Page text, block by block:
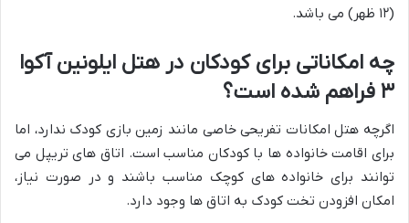
(۱۲ ظهر) می باشد.
چه امکاناتی برای کودکان در هتل ایلونین آکوا
۳ فراهم شده است؟
اگرچه هتل امکانات تفریحی خاصی مانند زمین بازی کودک ندارد، اما
برای اقامت خانواده ها با کودکان مناسب است. اتاق های تریپل می
توانند برای خانواده های کوچک مناسب باشند و در صورت نیاز،
امکان افزودن تخت کودک به اتاق ها وجود دارد.